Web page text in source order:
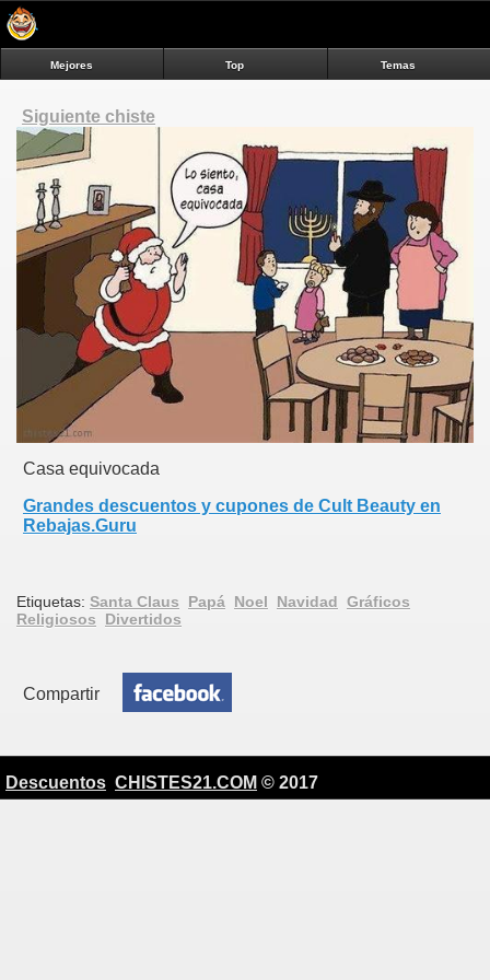
Mejores Top Temas
Siguiente chiste
Casa equivocada
Grandes descuentos y cupones de Cult Beauty en
Rebajas.Guru
Etiquetas: Santa Claus Papá Noel Navidad Gráficos
Religiosos
Divertidos
Compartir
Descuentos CHISTES21.COM © 2017